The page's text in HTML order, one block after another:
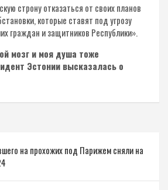
строну отказаться от своих планов
которые ставят под угрозу
граждан и защитников Республики».
мозг и моя душа тоже
Эстонии высказалась о
на прохожих под Парижем сняли на